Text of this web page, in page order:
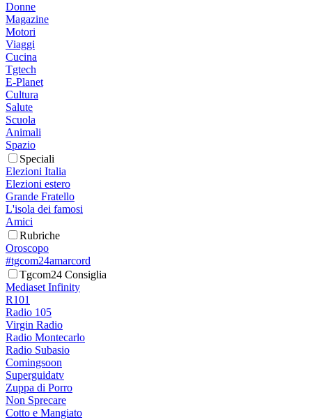
Donne
Magazine
Motori
Viaggi
Cucina
Tgtech
E-Planet
Cultura
Salute
Scuola
Animali
Spazio
Speciali
Elezioni Italia
Elezioni estero
Grande Fratello
L'isola dei famosi
Amici
Rubriche
Oroscopo
#tgcom24amarcord
Tgcom24 Consiglia
Mediaset Infinity
R101
Radio 105
Virgin Radio
Radio Montecarlo
Radio Subasio
Comingsoon
Superguidatv
Zuppa di Porro
Non Sprecare
Cotto e Mangiato